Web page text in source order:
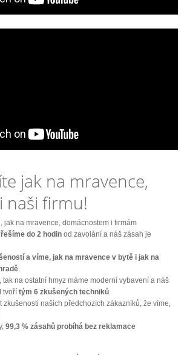
jak na mravence,
naši firmu!
jak na mravence, domácnostem i firmám
do 2 hodin od zavolání a náš zásah je
a víme, jak na mravence v bytě i jak na
tak na ostatní hmyz máme moderní vybavení a náš
tvoří tým 6 zkušených techniků
zkušenosti našich předchozích zákazníků, že víme,
99,3 % zásahů probíhá bez reklamace